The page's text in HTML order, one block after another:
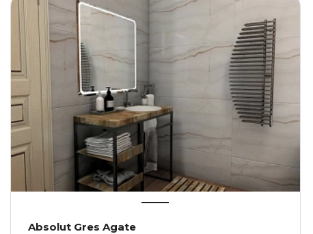
Absolut Gres Agate